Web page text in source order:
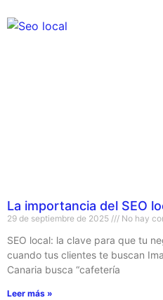
La importancia del SEO
29 de septiembre de 2025 No hay
SEO local: la clave para que tu
cuando tus clientes te buscan
Canaria busca “cafetería
Leer más »